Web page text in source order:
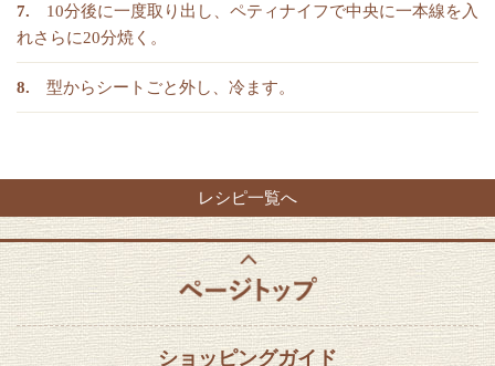
10分後に一度取り出し、ペティナイフで中央に一本線を入
れさらに20分焼く。
型からシートごと外し、冷ます。
レシピ一覧へ
ショッピングガイド